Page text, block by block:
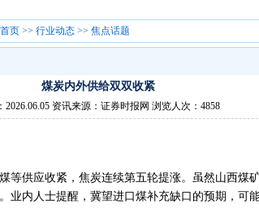
页 >> 行业动态 >> 焦点话题
煤炭内外供给双双收紧
2026.06.05 资讯来源：证券时报网 浏览人次：4858
等供应收紧，焦炭连续第五轮提涨。虽然山西煤
业内人士提醒，冀望进口煤补充缺口的预期，可